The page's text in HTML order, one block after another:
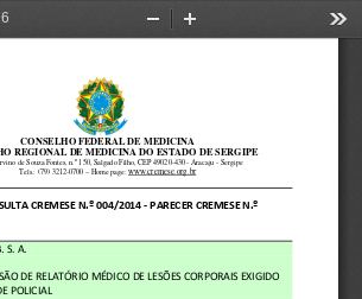
Zoom
CONSELHO FEDERAL DE MEDICINA
REGIONAL DE MEDICINA DO ESTADO DE SERGIPE
de Souza Fontes, n.º 150, Salgado Filho, CEP 49020-430 - Aracaju - Sergipe
Tels.: (79) 3212-0700 – Home page: www.cremese.org.br
CREMESE N.º 004/2014 - PARECER CREMESE N.º
S. A.
DE RELATÓRIO MÉDICO DE LESÕES CORPORAIS EXIGIDO
POLICIAL